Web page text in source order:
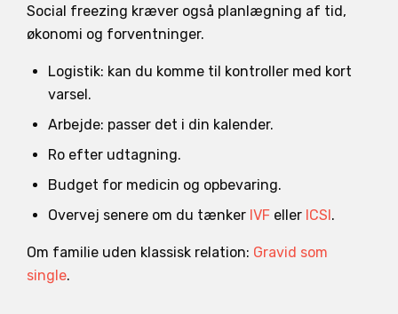
Social freezing kræver også planlægning af tid,
økonomi og forventninger.
Logistik: kan du komme til kontroller med kort
varsel.
Arbejde: passer det i din kalender.
Ro efter udtagning.
Budget for medicin og opbevaring.
Overvej senere om du tænker IVF eller ICSI.
Om familie uden klassisk relation: Gravid som
single.